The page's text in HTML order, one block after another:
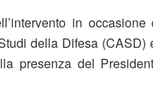
in
della Difesa
presenza del